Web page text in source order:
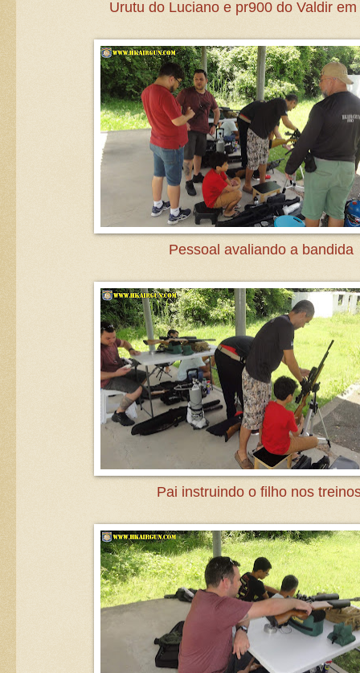
Urutu do Luciano e pr900 do Valdir
Pessoal avaliando a bandida
Pai instruindo o filho nos